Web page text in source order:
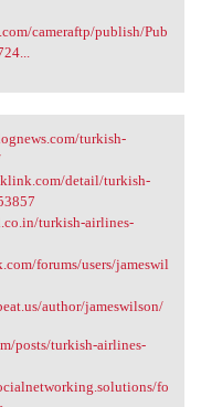
cameraftp/publish/Pub
turkish-
detail/turkish-
turkish-airlines-
forums/users/jameswil
author/jameswilson/
posts/turkish-airlines-
fo